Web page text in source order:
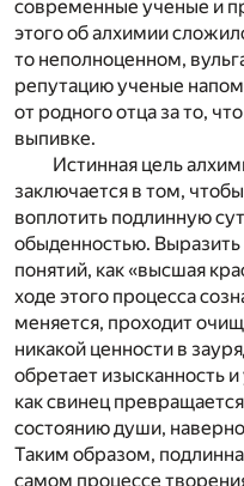
современные ученые и
этого об алхимии
то неполноценном,
репутацию ученые
от родного отца за то,
выпивке.
Истинная цель
заключается в том,
воплотить подлинную
обыденностью.
понятий, как «высшая
ходе этого процесса
меняется, проходит
никакой ценности в
обретает изысканность
как свинец
состоянию души,
Таким образом,
самом процессе